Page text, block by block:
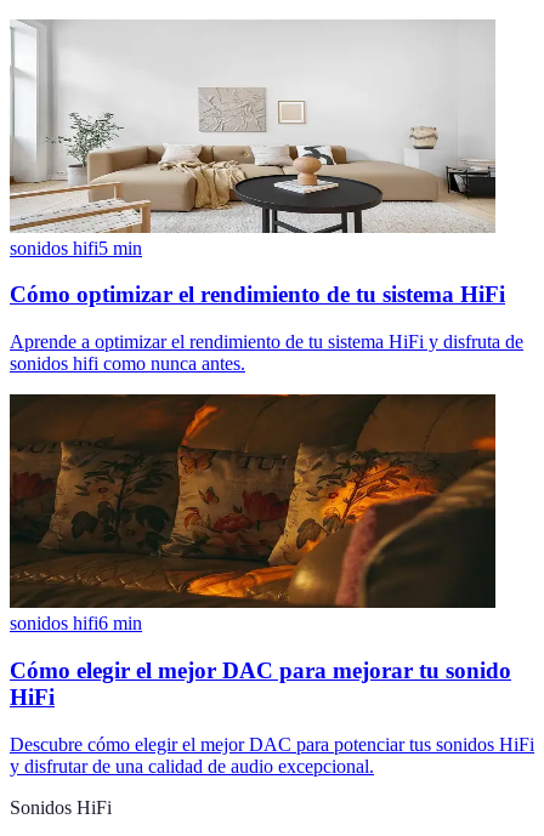
sonidos hifi5 min
Cómo optimizar el rendimiento de tu sistema HiFi
Aprende a optimizar el rendimiento de tu sistema HiFi y disfruta de
sonidos hifi como nunca antes.
sonidos hifi6 min
Cómo elegir el mejor DAC para mejorar tu sonido
HiFi
Descubre cómo elegir el mejor DAC para potenciar tus sonidos HiFi
y disfrutar de una calidad de audio excepcional.
Sonidos HiFi